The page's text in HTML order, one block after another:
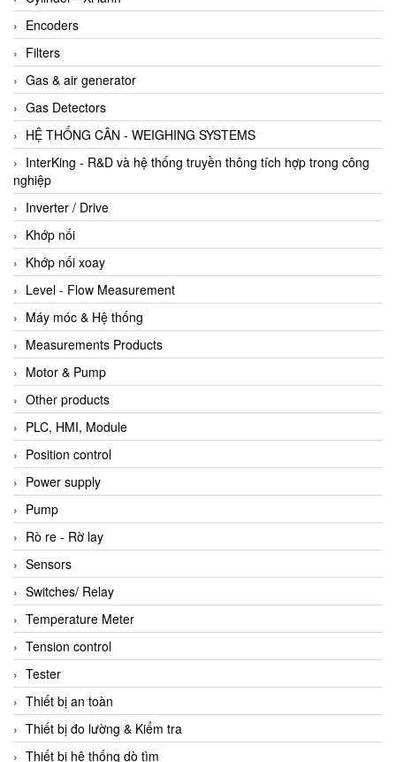
Encoders
Filters
Gas & air generator
Gas Detectors
HỆ THỐNG CÂN - WEIGHING SYSTEMS
InterKing - R&D và hệ thống truyền thông tích hợp trong công
nghiệp
Inverter / Drive
Khớp nối
Khớp nối xoay
Level - Flow Measurement
Máy móc & Hệ thống
Measurements Products
Motor & Pump
Other products
PLC, HMI, Module
Position control
Power supply
Pump
Rò re - Rờ lay
Sensors
Switches/ Relay
Temperature Meter
Tension control
Tester
Thiết bị an toàn
Thiết bị đo lường & Kiểm tra
Thiết bị hệ thống dò tìm